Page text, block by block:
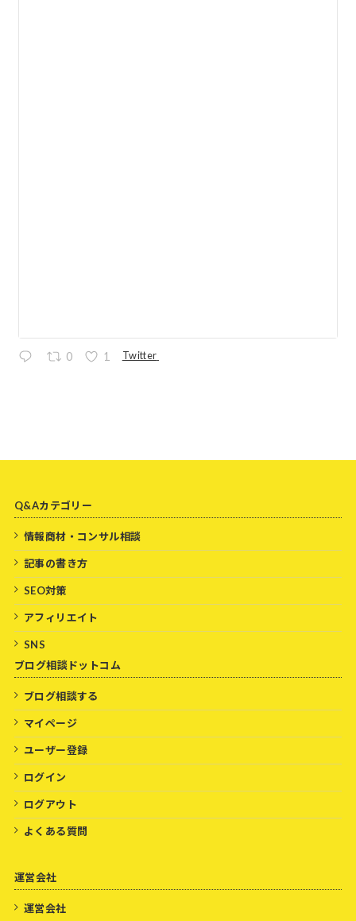
0 1 Twitter
Q&Aカテゴリー
情報商材・コンサル相談
記事の書き方
SEO対策
アフィリエイト
SNS
ブログ相談ドットコム
ブログ相談する
マイページ
ユーザー登録
ログイン
ログアウト
よくある質問
運営会社
運営会社